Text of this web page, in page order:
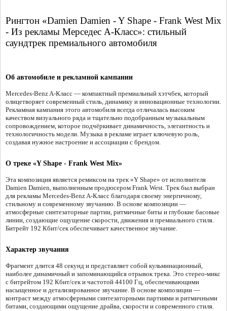
Рингтон «Damien Damien - Y Shape - Frank West Mix
- Из рекламы Мерседес А-Класс»: стильный
саундтрек премиального автомобиля
Об автомобиле и рекламной кампании
Mercedes-Benz A-Класс — компактный премиальный хэтчбек, который
олицетворяет современный стиль, динамику и инновационные технологии.
Рекламная кампания этого автомобиля всегда отличалась высоким
качеством визуального ряда и тщательно подобранным музыкальным
сопровождением, которое подчёркивает динамичность, элегантность и
технологичность модели. Музыка в рекламе играет ключевую роль,
создавая нужное настроение и ассоциации с брендом.
О треке «Y Shape - Frank West Mix»
Эта композиция является ремиксом на трек «Y Shape» от исполнителя
Damien Damien, выполненным продюсером Frank West. Трек был выбран
для рекламы Mercedes-Benz A-Класс благодаря своему энергичному,
стильному и современному звучанию. В основе композиции —
атмосферные синтезаторные партии, ритмичные биты и глубокие басовые
линии, создающие ощущение скорости, движения и премиального стиля.
Битрейт 192 Кбит/сек обеспечивает качественное звучание.
Характер звучания
Фрагмент длится 48 секунд и представляет собой кульминационный,
наиболее динамичный и запоминающийся отрывок трека. Это стерео-микс
с битрейтом 192 Кбит/сек и частотой 44100 Гц, обеспечивающими
насыщенное и детализированное звучание. В основе композиции —
контраст между атмосферными синтезаторными партиями и ритмичными
битами, создающими ощущение драйва, скорости и современного стиля.